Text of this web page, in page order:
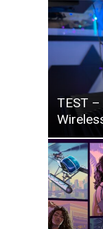
TEST